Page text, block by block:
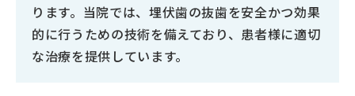
ります。当院では、埋伏歯の抜歯を安全かつ効果
的に行うための技術を備えており、患者様に適切
な治療を提供しています。